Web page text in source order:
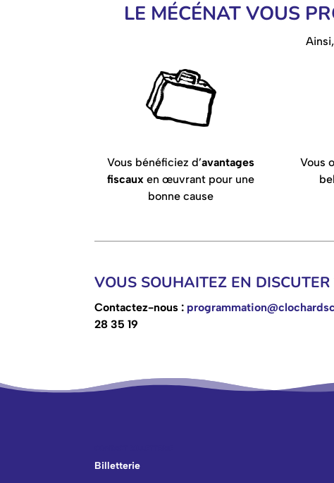
LE MÉCÉNAT VOUS
Vous bénéficiez d’avantages
fiscauxen œuvrant pour une
bonne cause
Vous
VOUS SOUHAITEZ EN DISCUTER
Contactez-nous :
28 35 19
Billetterie